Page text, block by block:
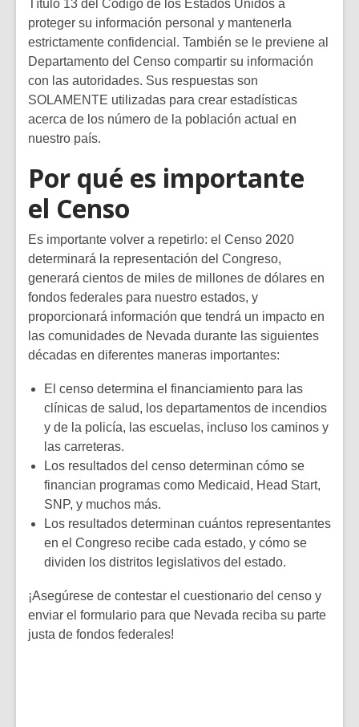
Título 13 del Código de los Estados Unidos a
proteger su información personal y mantenerla
estrictamente confidencial. También se le previene al
Departamento del Censo compartir su información
con las autoridades. Sus respuestas son
SOLAMENTE utilizadas para crear estadísticas
acerca de los número de la población actual en
nuestro país.
Por qué es importante
el Censo
Es importante volver a repetirlo: el Censo 2020
determinará la representación del Congreso,
generará cientos de miles de millones de dólares en
fondos federales para nuestro estados, y
proporcionará información que tendrá un impacto en
las comunidades de Nevada durante las siguientes
décadas en diferentes maneras importantes:
El censo determina el financiamiento para las
clínicas de salud, los departamentos de incendios
y de la policía, las escuelas, incluso los caminos y
las carreteras.
Los resultados del censo determinan cómo se
financian programas como Medicaid, Head Start,
SNP, y muchos más.
Los resultados determinan cuántos representantes
en el Congreso recibe cada estado, y cómo se
dividen los distritos legislativos del estado.
¡Asegúrese de contestar el cuestionario del censo y
enviar el formulario para que Nevada reciba su parte
justa de fondos federales!